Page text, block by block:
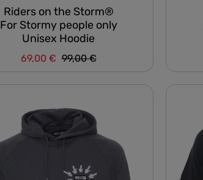
Riders on the Storm®
For Stormy people only
Unisex Hoodie
Verkaufspreis:
69,00 € Regulärer Preis:
99,00 €